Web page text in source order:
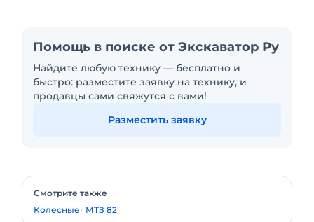
Помощь в поиске от Экскаватор Ру
Найдите любую технику — бесплатно и
быстро: разместите заявку на технику, и
продавцы сами свяжутся с вами!
Разместить заявку
Смотрите также
Колесные
МТЗ 82